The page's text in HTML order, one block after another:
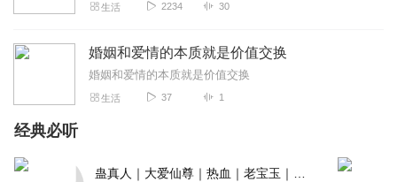
生活 2234 30
婚姻和爱情的本质就是价值交换
婚姻和爱情的本质就是价值交换
生活 37 1
经典必听